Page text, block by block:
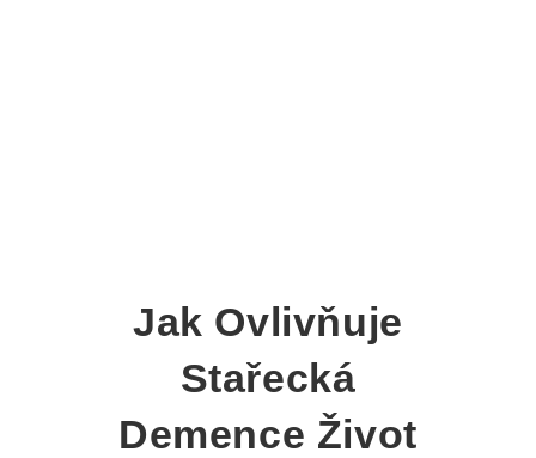
Jak Ovlivňuje
Stařecká
Demence Život